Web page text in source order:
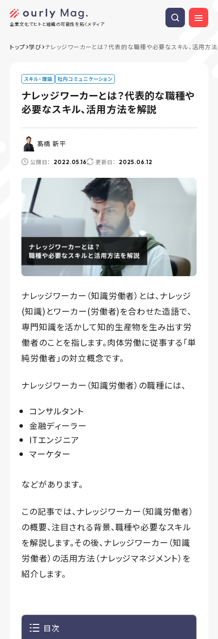
企業文化でヒトと組織の可能性を拓くメディア
トップ 学び ナレッジワーカーとは？代表的な職種や必要なスキル、活用方
スキル・理論 社内コミュニケーション
ナレッジワーカーとは？代表的な職種や
必要なスキル、活用方法を解説
髙橋 新平
公開日： 2022.05.16 更新日： 2025.06.12
ナレッジワーカー（知識労働者）とは、ナレッジ
(知識)とワーカー(労働者)を合わせた造語で、
専門知識を活かして知的生産物を生み出す労
働者のことを指します。肉体労働に従事する「単
純労働者」の対立概念です。
ナレッジワーカー（知識労働者）の職種には、
コンサルタント
金融ディーラー
ITエンジニア
マーケター
などがあります。
この記事では、ナレッジワーカー（知識労働者）
の概要、注目される背景、職種や必要なスキル
を解説します。その後、ナレッジワーカー（知識
労働者）の活用方法（ナレッジマネジメント）を
紹介します。
目次